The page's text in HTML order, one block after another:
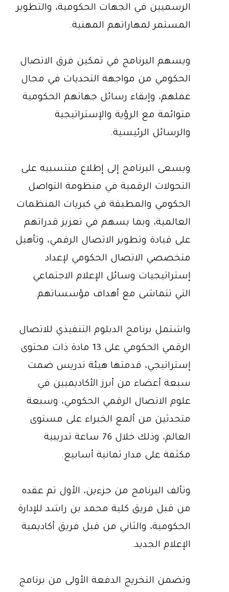
الرسميين في الجهات الحكومية، والتطوير
المستمر لمهاراتهم المهنية.
ويسهم البرنامج في تمكين فرق الاتصال
الحكومي من مواجهة التحديات في مجال
عملهم، وإبقاء رسائل جهاتهم الحكومية
متوائمة مع الرؤية والإستراتيجية
والرسائل الرئيسية.
ويسعى البرنامج إلى إطلاع منتسبيه على
التحولات الرقمية في منظومة التواصل
الحكومي والمطبقة في كبريات المنظمات
العالمية، وبما يسهم في تعزيز قدراتهم
على قيادة وتطوير الاتصال الرقمي، وتأهيل
متخصصي الاتصال الحكومي لإعداد
إستراتيجيات وسائل الإعلام الاجتماعي
التي تتماشى مع أهداف مؤسساتهم.
واشتمل برنامج الدبلوم التنفيذي للاتصال
الرقمي الحكومي على 13 مادة ذات محتوى
إستراتيجي، قدمتها هيئة تدريس ضمت
سبعة أعضاء من أبرز الأكاديميين في
علوم الاتصال الرقمي الحكومي، وسبعة
متحدثين من ألمع الخبراء على مستوى
العالم، وذلك خلال 76 ساعة تدريبية
مكثفة على مدار ثمانية أسابيع.
وتألف البرنامج من جزءين، الأول تم عقده
من قبل فريق كلية محمد بن راشد للإدارة
الحكومية، والثاني من قبل فريق أكاديمية
الإعلام الجديد.
وتضمن التخريج الدفعة الأولى من برنامج